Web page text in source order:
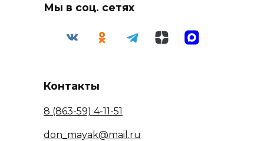
Мы в соц. сетях
Контакты
8 (863-59) 4-11-51
don_mayak@mail.ru